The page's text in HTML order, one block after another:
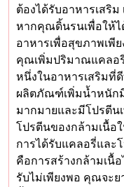
ต้องได้รับอาหารเสริ
หากคุณดิ้นรนเพื่อให้ไ
อาหารเพื่อสุขภาพเพี
คุณเพิ่มปริมาณแคลอ
หนึ่งในอาหารเสริมที่
ผลิตภัณฑ์เพิ่มน้ำหนัก
มากมายและมีโปรตีน
โปรตีนของกล้ามเนื้อ
การได้รับแคลอรี่และ
คือการสร้างกล้ามเนื้
รับไม่เพียงพอ คุณจะย